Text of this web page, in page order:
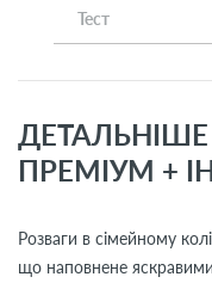
Тест
ПРЕМІУМ +
Розваги в сімейному
що наповнене яскравими